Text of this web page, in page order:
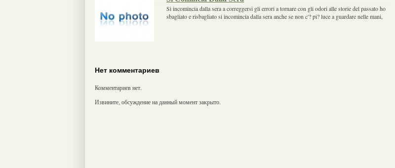
Si incomincia dalla sera a correggersi gli errori a tornare con gli odori alle storie del passato ho
sbagliato e risbagliato si incomincia dalla sera anche se non c'? pi? luce a guardare nelle mani,
Нет комментариев
Комментариев нет.
Извините, обсуждение на данный момент закрыто.